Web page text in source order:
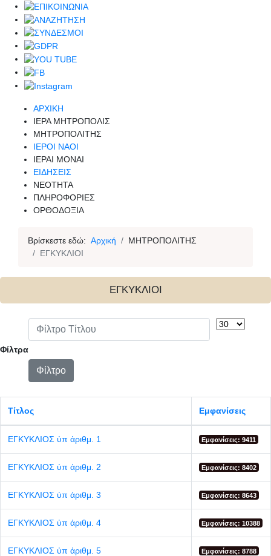
ΑΡΧΙΚΗ
ΙΕΡΑ ΜΗΤΡΟΠΟΛΙΣ
ΜΗΤΡΟΠΟΛΙΤΗΣ
ΙΕΡΟΙ ΝΑΟΙ
ΙΕΡΑΙ ΜΟΝΑΙ
ΕΙΔΗΣΕΙΣ
ΝΕΟΤΗΤΑ
ΠΛΗΡΟΦΟΡΙΕΣ
ΟΡΘΟΔΟΞΙΑ
Βρίσκεστε εδώ: Αρχική
ΜΗΤΡΟΠΟΛΙΤΗΣ
ΕΓΚΥΚΛΙΟΙ
ΕΓΚΥΚΛΙΟΙ
Φίλτρα
Φίλτρο Τίτλου Εμφάνιση #
Φίλτρο
Τίτλος Εμφανίσεις
ΕΓΚΥΚΛΙΟΣ ὐπ ἀριθμ. 1 Εμφανίσεις: 9411
ΕΓΚΥΚΛΙΟΣ ὐπ ἀριθμ. 2 Εμφανίσεις: 8402
ΕΓΚΥΚΛΙΟΣ ὐπ ἀριθμ. 3 Εμφανίσεις: 8643
ΕΓΚΥΚΛΙΟΣ ὐπ ἀριθμ. 4 Εμφανίσεις: 10388
ΕΓΚΥΚΛΙΟΣ ὐπ ἀριθμ. 5 Εμφανίσεις: 8788